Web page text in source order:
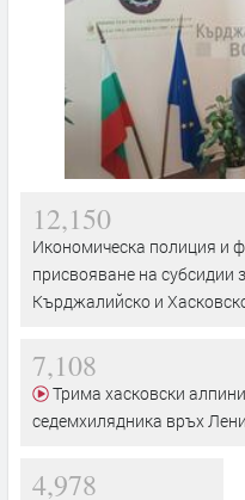
12,150
Икономическа полиция и
присвояване на субсидии
Кърджалийско и
7,108
седемхилядника връх
4,978